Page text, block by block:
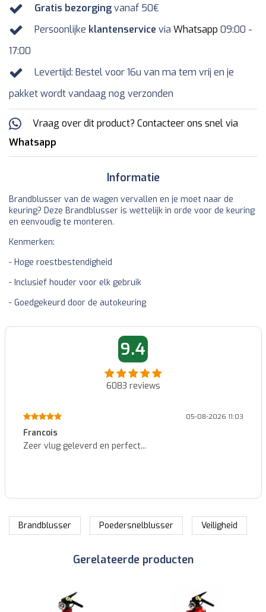
Gratis bezorgingvanaf 50€
Persoonlijke klantenservice via Whatsapp 09:00 -
17:00
Levertijd: Bestel voor 16u van ma tem vrij en je
pakket wordt vandaag nog verzonden
Vraag over dit product? Contacteer ons snel via
Whatsapp
Informatie
Brandblusser van de wagen vervallen en je moet naar de
keuring? Deze Brandblusser is wettelijk in orde voor de keuring
en eenvoudig te monteren.
Kenmerken:
- Hoge roestbestendigheid
- Inclusief houder voor elk gebruik
- Goedgekeurd door de autokeuring
9.4
6083 reviews
05-08-2026 11:03
Francois
Zeer vlug geleverd en perfect...
Brandblusser Poedersnelblusser Veiligheid
Gerelateerde producten